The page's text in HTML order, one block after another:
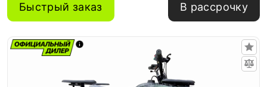
Быстрый заказ В рассрочку